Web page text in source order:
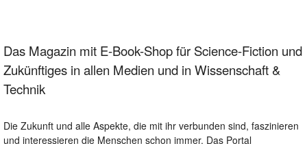
Das Magazin mit E-Book-Shop für Science-Fiction und
Zukünftiges in allen Medien und in Wissenschaft &
Technik
Die Zukunft und alle Aspekte, die mit ihr verbunden sind, faszinieren
und interessieren die Menschen schon immer. Das Portal